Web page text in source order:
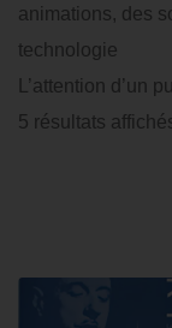
animations, des
technologie
L’attention d’un
5 résultats